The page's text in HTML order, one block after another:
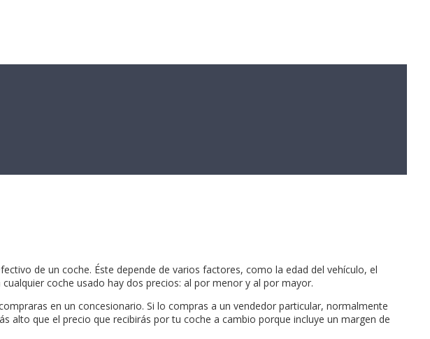
de un coche. Éste depende de varios factores, como la edad del vehículo, el
coche usado hay dos precios: al por menor y al por mayor.
en un concesionario. Si lo compras a un vendedor particular, normalmente
alto que el precio que recibirás por tu coche a cambio porque incluye un margen de